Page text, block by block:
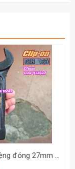
không
thường có
thêm
12 inch top
Cờ lê miệng đóng 27mm DIN133 Clip-On CLO-932027